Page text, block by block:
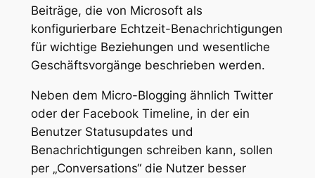
Beiträge, die von Microsoft als
konfigurierbare Echtzeit-Benachrichtigungen
für wichtige Beziehungen und wesentliche
Geschäftsvorgänge beschrieben werden.
Neben dem Micro-Blogging ähnlich Twitter
oder der Facebook Timeline, in der ein
Benutzer Statusupdates und
Benachrichtigungen schreiben kann, sollen
per „Conversations“ die Nutzer besser